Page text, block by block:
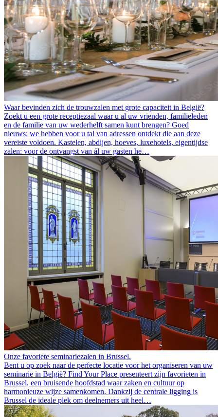
Waar bevinden zich de trouwzalen met grote capaciteit in België?
Zoekt u een grote receptiezaal waar u al uw vrienden, familieleden
en de familie van uw wederhelft samen kunt brengen? Goed
nieuws: we hebben voor u tal van adressen ontdekt die aan deze
vereiste voldoen. Kastelen, abdijen, hoeves, luxehotels, eigentijdse
zalen: voor de ontvangst van ál uw gasten he…
Onze favoriete seminariezalen in Brussel.
Bent u op zoek naar de perfecte locatie voor het organiseren van uw
seminarie in België? Find Your Place presenteert zijn favorieten in
Brussel, een bruisende hoofdstad waar zaken en cultuur op
harmonieuze wijze samenkomen. Dankzij de centrale ligging is
Brussel de ideale plek om deelnemers uit heel…